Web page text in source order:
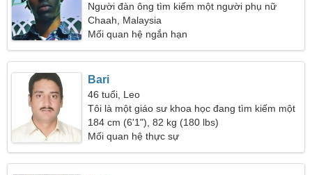
Người đàn ông tìm kiếm một người phụ nữ
Chaah, Malaysia
Mối quan hệ ngắn hạn
Bari
46 tuổi, Leo
Tôi là một giáo sư khoa học đang tìm kiếm một
người phụ nữ thân thiện
184 cm (6'1"), 82 kg (180 lbs)
Mối quan hệ thực sự